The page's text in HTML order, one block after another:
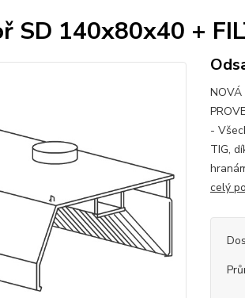
SD 140x80x40 +
NOVÁ
-
TIG,
celý